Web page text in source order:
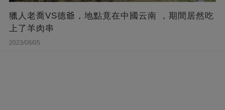
獵人老喬VS德爺，地點竟在中國云南 ，期間居然吃
上了羊肉串
2023/08/05